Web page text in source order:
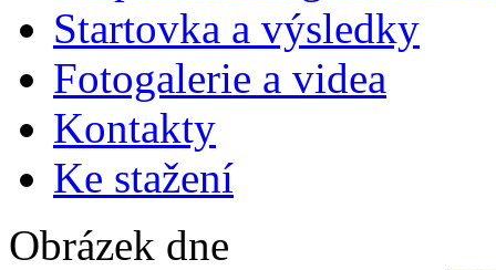
Startovka a výsledky
Fotogalerie a videa
Kontakty
Ke stažení
Obrázek dne